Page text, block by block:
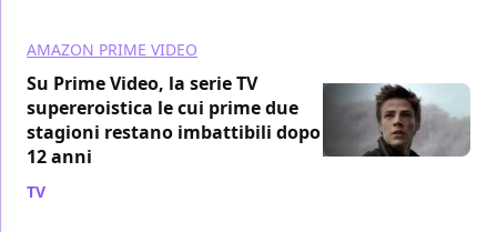
AMAZON PRIME VIDEO
Su Prime Video, la serie TV
supereroistica le cui prime due
stagioni restano imbattibili dopo
12 anni
TV